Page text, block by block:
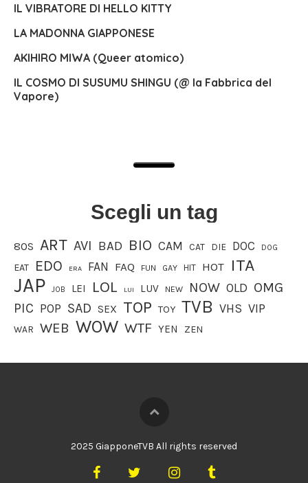
IL VIBRATORE DI HELLO KITTY
LA MADONNA GIAPPONESE
AKIHIRO MIWA (Queer atomico)
IL COSMO DI SUSUMU SHINGU (@ la Fabbrica del
Vapore)
Scegli un tag
80S ART AVI BAD BIO CAM CAT DIE DOC DOG
EAT EDO ERA FAN FAQ FUN GAY HIT HOT ITA
JAP JOB LEI LOL LUI LUV NEW NOW OLD OMG
PIC POP SAD SEX TOP TOY TVB VHS VIP
WAR WEB WOW WTF YEN ZEN
2025 GiapponeTVB All rights reserved